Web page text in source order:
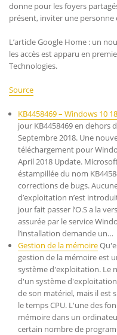
donne pour les foyers
présent, inviter une personne
L’article Google Home : un
les accès est apparu en
Technologies.
Source
KB4458469 – Windows 10
jour KB4458469 en dehors
Septembre 2018. Une
téléchargement pour
April 2018 Update.
éstampillée du nom
corrections de bugs.
d’exploitation n’est
jour fait passer l’O.S a la
assurée par le service
l’installation demande un…
Gestion de la mémoire
gestion de la mémoire est
système d'exploitation. Le
d'un système
de son matériel, mais il
le temps CPU. L'une des
mémoire dans un
certain nombre de